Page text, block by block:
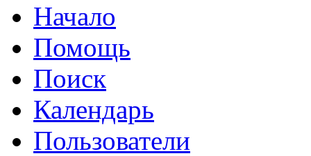
Начало
Помощь
Поиск
Календарь
Пользователи